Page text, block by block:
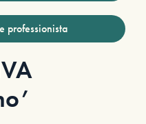
professionista